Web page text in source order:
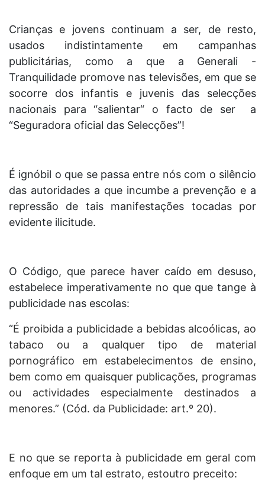
Crianças e jovens continuam a ser, de resto,
usados indistintamente em campanhas
publicitárias, como a que a Generali -
Tranquilidade promove nas televisões, em que se
socorre dos infantis e juvenis das selecções
nacionais para “salientar“ o facto de ser a
“Seguradora oficial das Selecções”!
É ignóbil o que se passa entre nós com o silêncio
das autoridades a que incumbe a prevenção e a
repressão de tais manifestações tocadas por
evidente ilicitude.
O Código, que parece haver caído em desuso,
estabelece imperativamente no que que tange à
publicidade nas escolas:
“É proibida a publicidade a bebidas alcoólicas, ao
tabaco ou a qualquer tipo de material
pornográfico em estabelecimentos de ensino,
bem como em quaisquer publicações, programas
ou actividades especialmente destinados a
menores.” (Cód. da Publicidade: art.º 20).
E no que se reporta à publicidade em geral com
enfoque em um tal estrato, estoutro preceito: